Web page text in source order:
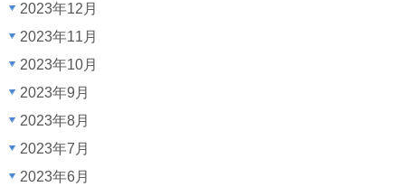
2023年12月
2023年11月
2023年10月
2023年9月
2023年8月
2023年7月
2023年6月